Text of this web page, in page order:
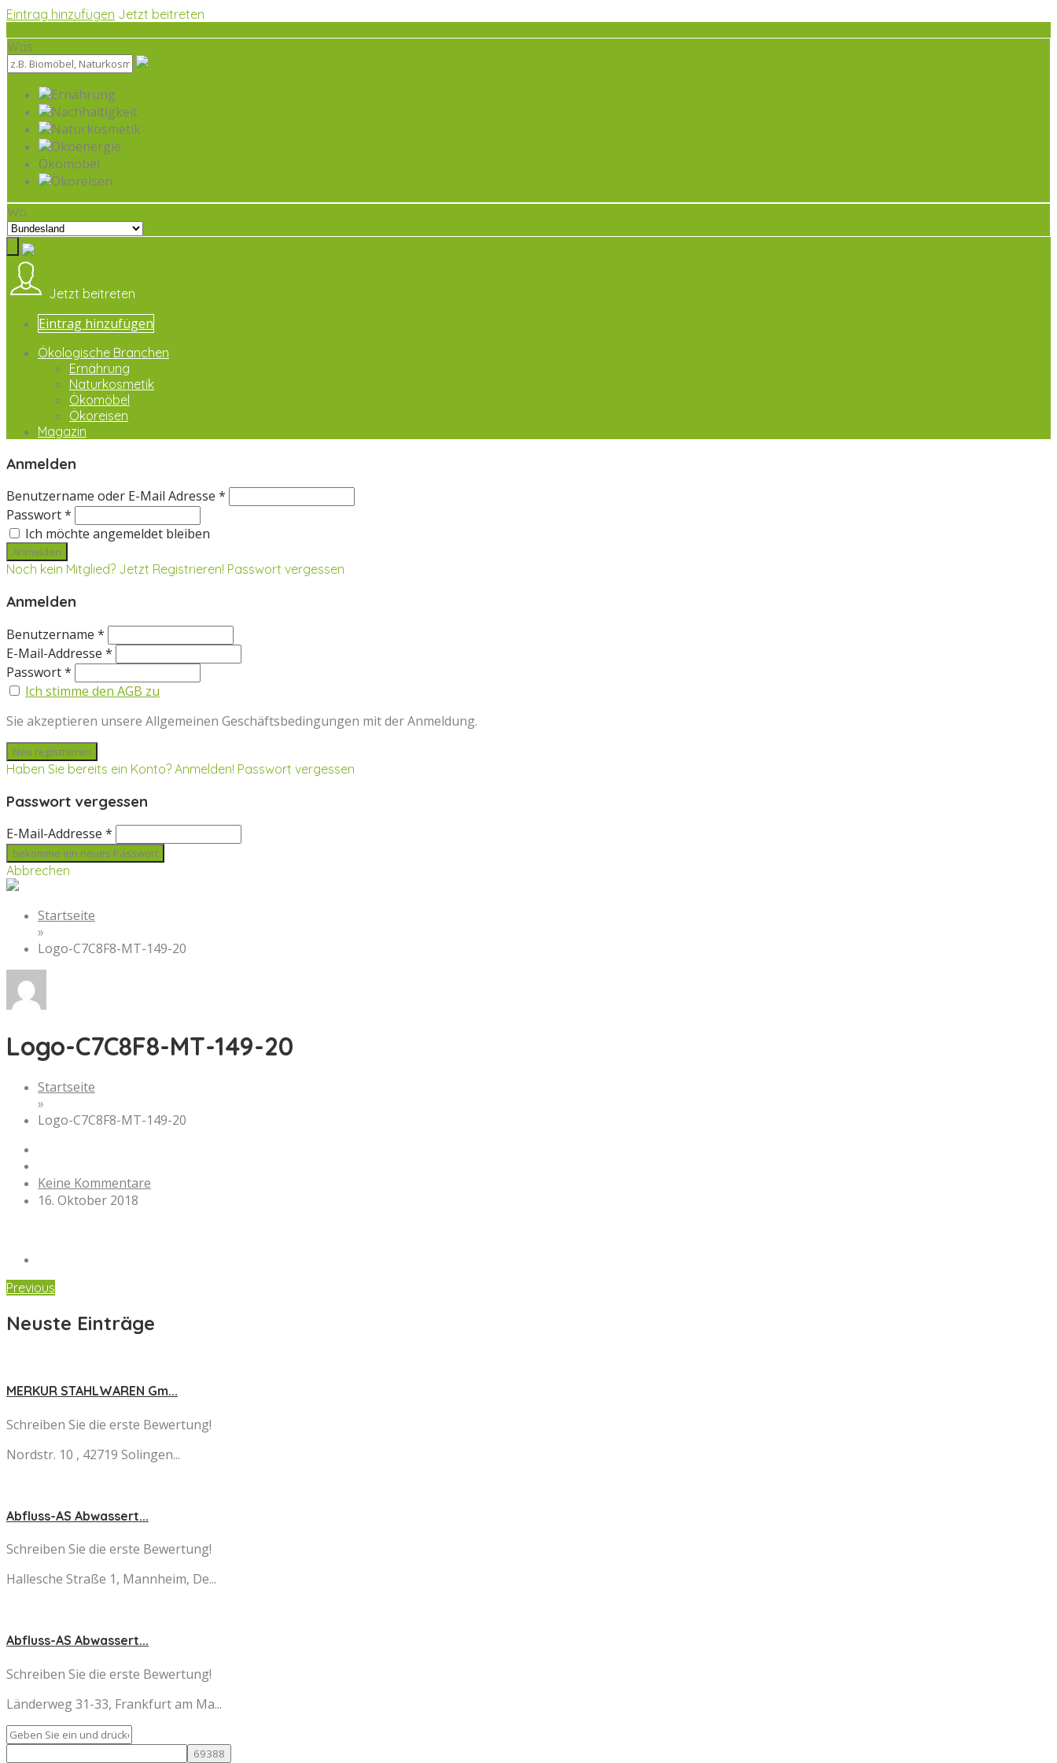
Eintrag hinzufügen Jetzt beitreten
Was
Ernährung
Nachhaltigkeit
Naturkosmetik
Ökoenergie
Ökomöbel
Ökoreisen
Wo
Jetzt beitreten
Eintrag hinzufügen
Ökologische Branchen
Ernährung
Naturkosmetik
Ökomöbel
Ökoreisen
Magazin
Anmelden
Benutzername oder E-Mail Adresse *
Passwort *
Ich möchte angemeldet bleiben
Noch kein Mitglied? Jetzt Registrieren! Passwort vergessen
Anmelden
Benutzername *
E-Mail-Addresse *
Passwort *
Ich stimme den AGB zu
Sie akzeptieren unsere Allgemeinen Geschäftsbedingungen mit der Anmeldung.
Haben Sie bereits ein Konto? Anmelden! Passwort vergessen
Passwort vergessen
E-Mail-Addresse *
Abbrechen
Startseite
»
Logo-C7C8F8-MT-149-20
Logo-C7C8F8-MT-149-20
Startseite
»
Logo-C7C8F8-MT-149-20
Keine Kommentare
16. Oktober 2018
Previous
Neuste Einträge
MERKUR STAHLWAREN Gm...
Schreiben Sie die erste Bewertung!
Nordstr. 10 , 42719 Solingen...
Abfluss-AS Abwassert...
Schreiben Sie die erste Bewertung!
Hallesche Straße 1, Mannheim, De...
Abfluss-AS Abwassert...
Schreiben Sie die erste Bewertung!
Länderweg 31-33, Frankfurt am Ma...